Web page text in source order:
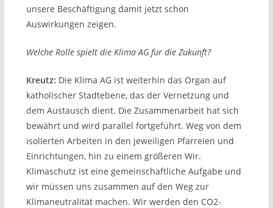
unsere Beschäftigung damit jetzt schon
Auswirkungen zeigen.
Welche Rolle spielt die Klima AG für die Zukunft?
Kreutz: Die Klima AG ist weiterhin das Organ auf
katholischer Stadtebene, das der Vernetzung und
dem Austausch dient. Die Zusammenarbeit hat sich
bewährt und wird parallel fortgeführt. Weg von dem
isolierten Arbeiten in den jeweiligen Pfarreien und
Einrichtungen, hin zu einem größeren Wir.
Klimaschutz ist eine gemeinschaftliche Aufgabe und
wir müssen uns zusammen auf den Weg zur
Klimaneutralität machen. Wir werden den CO2-